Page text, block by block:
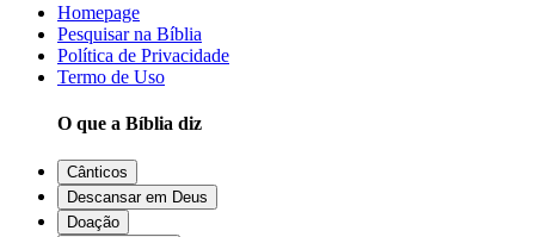
Homepage
Pesquisar na Bíblia
Política de Privacidade
Termo de Uso
O que a Bíblia diz
Cânticos
Descansar em Deus
Doação